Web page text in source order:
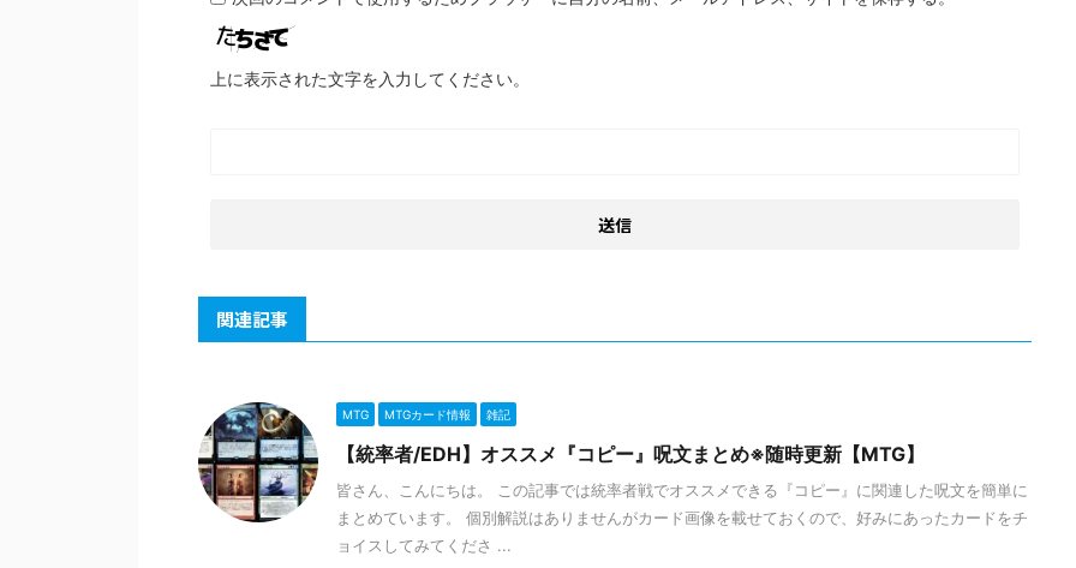
上に表示された文字を入力してください。
関連記事
MTG MTGカード情報 雑記
【統率者/EDH】オススメ『コピー』呪文まとめ※随時更新【MTG】
皆さん、こんにちは。 この記事では統率者戦でオススメできる『コピー』に関連した呪文を簡単に
まとめています。 個別解説はありませんがカード画像を載せておくので、好みにあったカードをチ
ョイスしてみてくださ ...